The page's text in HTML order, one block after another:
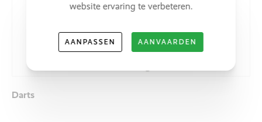
Darts
website ervaring te verbeteren.
AANPASSEN AANVAARDEN